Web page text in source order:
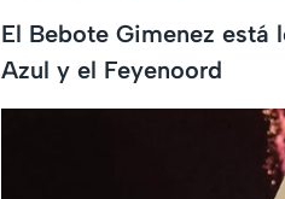
El Bebote Gimenez está
Azul y el Feyenoord